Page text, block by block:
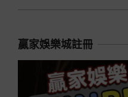
贏家娛樂城註冊